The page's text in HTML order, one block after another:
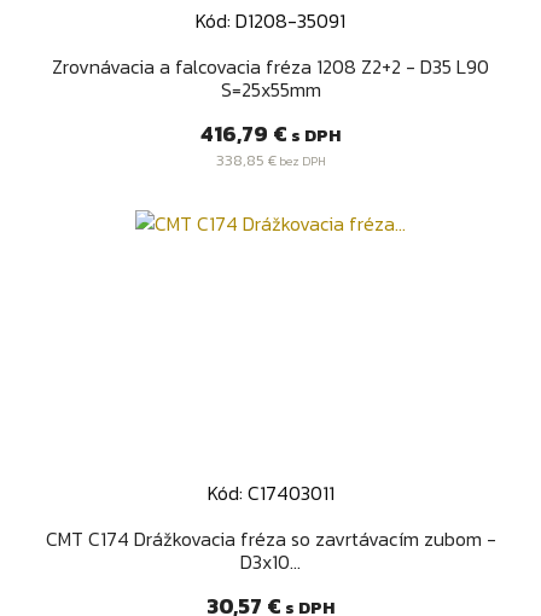
Kód: D1208-35091
Zrovnávacia a falcovacia fréza 1208 Z2+2 - D35 L90
S=25x55mm
Cena
416,79 € s DPH
338,85 €bez DPH
Kód: C17403011
CMT C174 Drážkovacia fréza so zavrtávacím zubom -
D3x10...
Cena
30,57 € s DPH